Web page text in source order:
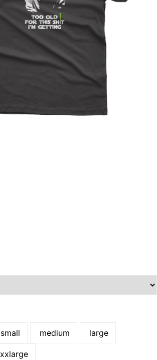
small medium large
xxlarge